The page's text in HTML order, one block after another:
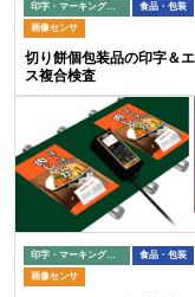
印字・マーキング検査
食品・包装
画像センサ
切り餅個包装品の印字＆
ス複合検査
印字・マーキング検査
食品・包装
画像センサ